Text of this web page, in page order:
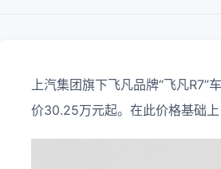
上汽集团旗下飞凡品牌“飞凡R7”
价30.25万元起。在此价格基础